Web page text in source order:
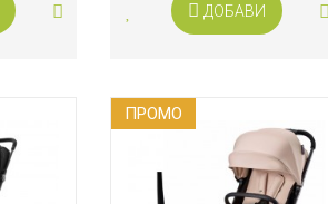
ДОБАВИ
ПРОМO